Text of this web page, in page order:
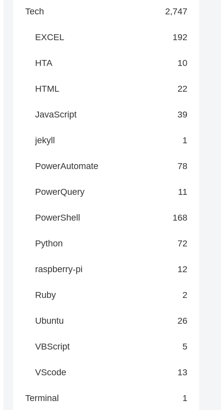
Tech 2,747
EXCEL 192
HTA 10
HTML 22
JavaScript 39
jekyll 1
PowerAutomate 78
PowerQuery 11
PowerShell 168
Python 72
raspberry-pi 12
Ruby 2
Ubuntu 26
VBScript 5
VScode 13
Terminal 1